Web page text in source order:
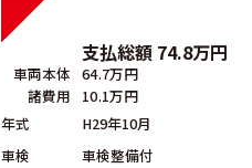
支払総額 74.8万円
車両本体 64.7万円
諸費用
10.1万円
年式
H29年10月
車検
車検整備付